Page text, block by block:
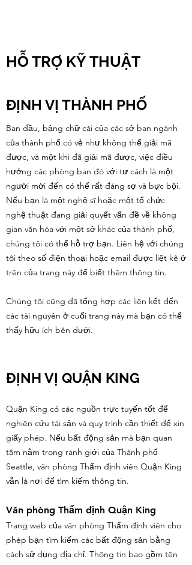
HỖ TRỢ KỸ THUẬT
ĐỊNH VỊ THÀNH PHỐ
Ban đầu, bảng chữ cái của các sở ban ngành
của thành phố có vẻ như không thể giải mã
được, và một khi đã giải mã được, việc điều
hướng các phòng ban đó với tư cách là một
người mới đến có thể rất đáng sợ và bực bội.
Nếu bạn là một nghệ sĩ hoặc một tổ chức
nghệ thuật đang giải quyết vấn đề về không
gian văn hóa với một sở khác của thành phố,
chúng tôi có thể hỗ trợ bạn. Liên hệ với chúng
tôi theo số điện thoại hoặc email được liệt kê ở
trên của trang này để biết thêm thông tin.
Chúng tôi cũng đã tổng hợp các liên kết đến
các tài nguyên ở cuối trang này mà bạn có thể
thấy hữu ích bên dưới.
ĐỊNH VỊ QUẬN KING
Quận King có các nguồn trực tuyến tốt để
nghiên cứu tài sản và quy trình cần thiết để xin
giấy phép. Nếu bất động sản mà bạn quan
tâm nằm trong ranh giới của Thành phố
Seattle, văn phòng Thẩm định viên Quận King
vẫn là nơi để tìm kiếm thông tin.
Văn phòng Thẩm định Quận King
Trang web của văn phòng Thẩm định viên cho
phép bạn tìm kiếm các bất động sản bằng
cách sử dụng địa chỉ. Thông tin bao gồm tên